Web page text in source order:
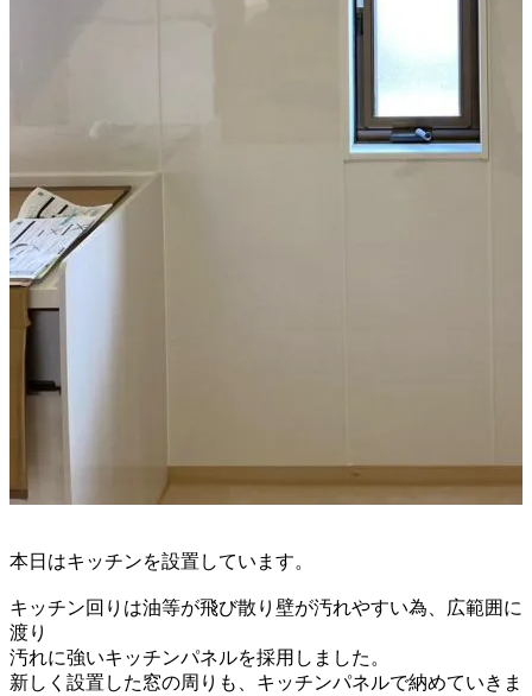
本日はキッチンを設置しています。
キッチン回りは油等が飛び散り 壁が汚れやすい為、広範囲に
渡り
汚れに強いキッチンパネルを採用しました。
新しく設置した窓の周りも、 キッチンパネルで納めていきま